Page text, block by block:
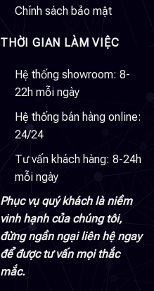
Chính sách bảo mật
THỜI GIAN LÀM VIỆC
Hệ thống showroom: 8-
22h mỗi ngày
Hệ thống bán hàng online:
24/24
Tư vấn khách hàng: 8-24h
mỗi ngày
Phục vụ quý khách là niềm
vinh hạnh của chúng tôi,
đừng ngần ngại liên hệ ngay
để được tư vấn mọi thắc
mắc.